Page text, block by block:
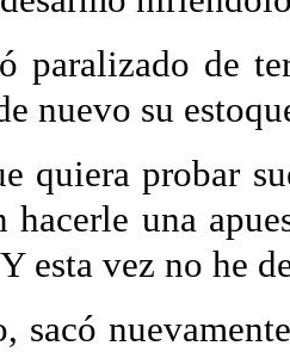
paralizado de
nuevo su
quiera probar
hacerle una
Y esta vez no he
sacó